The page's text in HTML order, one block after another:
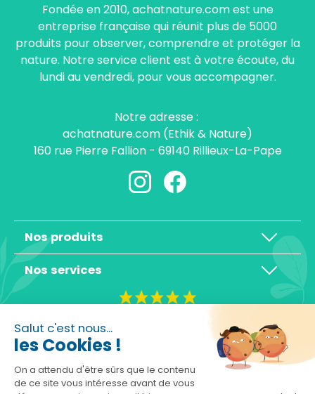
Salut c'est nous...
les Cookies !
On a attendu d'être sûrs que le contenu
de ce site vous intéresse avant de vous
Fondée en 2010, achatnature.com est une
entreprise française qui réunit plus de 5000
produits pour observer, comprendre et protéger la
nature. Notre service client est à votre écoute, du
lundi au vendredi, pour vous accompagner.
Notre adresse :
achatnature.com (Ethik & Nature)
160 rue Pierre Fallion - 69140 Rillieux-La-Pape
Nos produits
Nos services